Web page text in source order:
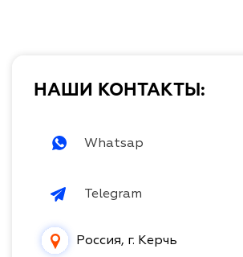
НАШИ КОНТАКТЫ:
Whatsap
Telegram
Россия, г. Керчь